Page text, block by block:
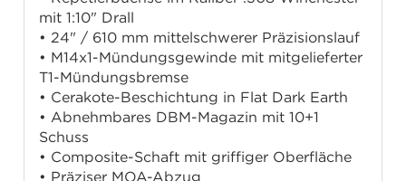
mit 1:10" Drall
• 24" / 610 mm mittelschwerer Präzisionslauf
• M14x1-Mündungsgewinde mit mitgelieferter
T1-Mündungsbremse
• Cerakote-Beschichtung in Flat Dark Earth
• Abnehmbares DBM-Magazin mit 10+1
Schuss
• Composite-Schaft mit griffiger Oberfläche
• Präziser MOA-Abzug